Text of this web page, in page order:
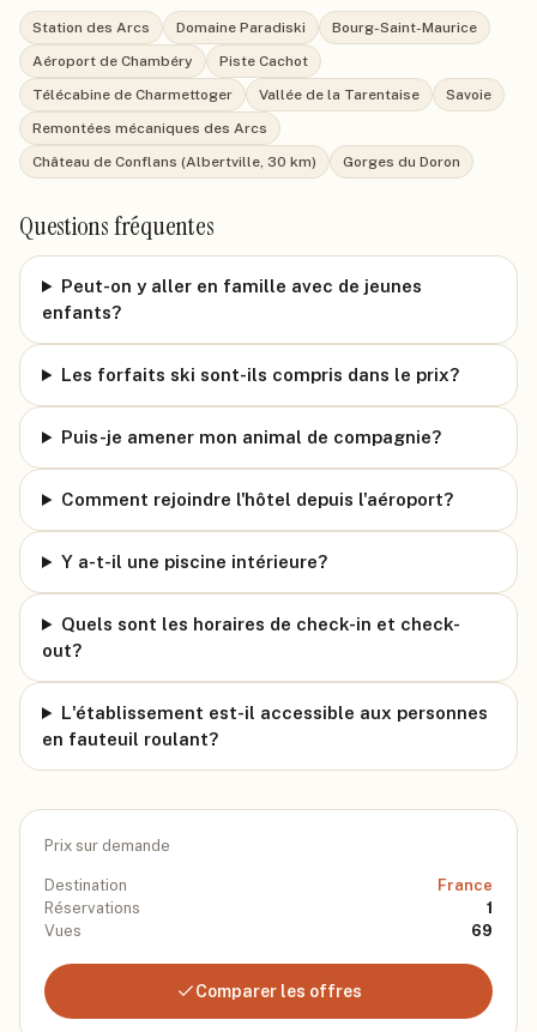
Station des Arcs Domaine Paradiski
Bourg-Saint-Maurice
Aéroport de Chambéry
Piste Cachot
Télécabine de Charmettoger
Vallée de la Tarentaise
Savoie
Remontées mécaniques des Arcs
Château de Conflans (Albertville, 30 km)
Gorges du Doron
Questions fréquentes
Peut-on y aller en famille avec de jeunes
enfants?
Les forfaits ski sont-ils compris dans le prix?
Puis-je amener mon animal de compagnie?
Comment rejoindre l'hôtel depuis l'aéroport?
Y a-t-il une piscine intérieure?
Quels sont les horaires de check-in et check-
out?
L'établissement est-il accessible aux personnes
en fauteuil roulant?
Prix sur demande
Destination
France
Réservations
1
Vues
69
Comparer les offres